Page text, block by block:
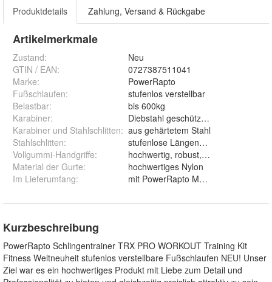
Produktdetails Zahlung, Versand & Rückgabe
Artikelmerkmale
Zustand:
Neu
GTIN / EAN:
0727387511041
Marke:
PowerRapto
Fußschlaufen:
stufenlos verstellbar
Belastbar:
bis 600kg
Karabiner:
Diebstahl geschützt - abschließbar
Karabiner und Stahlschlitten: aus gehärtetem Stahl
Stahlschlitten:
stufenlose Längenverstellung
Vollgummi-Handgriffe:
hochwertig, robust, antibakteriell
Material der Gurte:
hochwertiges Nylon
Im Lieferumfang: mit PowerRapto Magnetbox
Kurzbeschreibung
PowerRapto Schlingentrainer TRX PRO WORKOUT Training Kit
Fitness Weltneuheit stufenlos verstellbare Fußschlaufen NEU! Unser
Ziel war es ein hochwertiges Produkt mit Liebe zum Detail und